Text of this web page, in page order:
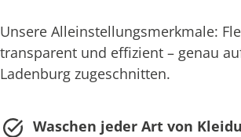
Unsere Alleinstellungsmerkmale:
transparent und effizient – genau
Ladenburg zugeschnitten.
Waschen jeder Art von